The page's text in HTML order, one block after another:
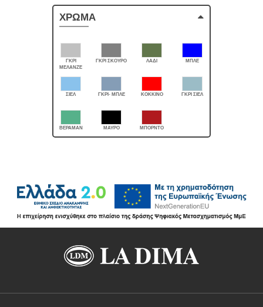
ΧΡΩΜΑ
ΓΚΡΙ
ΜΕΛΑΝΖΕ
ΓΚΡΙ ΣΚΟΥΡΟ ΛΑΔΙ ΜΠΛΕ
ΣΙΕΛ ΓΚΡΙ- ΜΠΛΕ ΚΟΚΚΙΝΟ ΓΚΡΙ ΣΙΕΛ
ΒΕΡΑΜΑΝ ΜΑΥΡΟ ΜΠΟΡΝΤΟ